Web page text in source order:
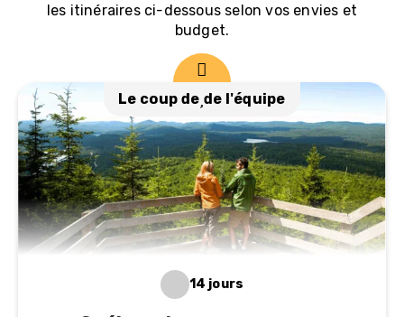
les itinéraires ci-dessous selon vos envies et
budget.
Le coup de de l'équipe
14 jours